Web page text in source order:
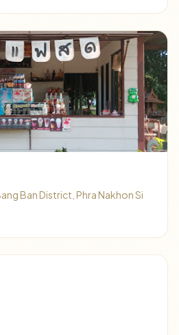
Ban District, Phra Nakhon Si